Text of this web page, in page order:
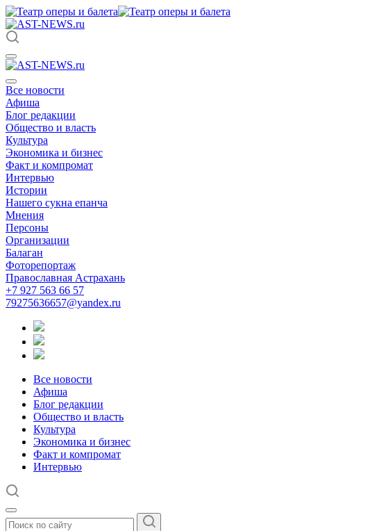
Все новости
Афиша
Блог редакции
Общество и власть
Культура
Экономика и бизнес
Факт и компромат
Интервью
Истории
Нашего сукна епанча
Мнения
Персоны
Организации
Балаган
Фоторепортаж
Православная Астрахань
+7 927 563 66 57
79275636657@yandex.ru
Все новости
Афиша
Блог редакции
Общество и власть
Культура
Экономика и бизнес
Факт и компромат
Интервью